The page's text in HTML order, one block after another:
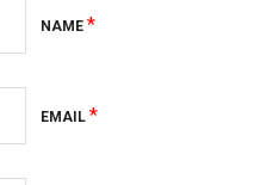
NAME *
EMAIL *